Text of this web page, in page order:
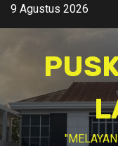
Skip9 Agustus 2026